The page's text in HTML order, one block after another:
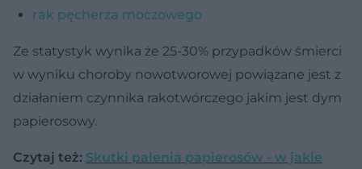
rak pęcherza moczowego
Ze statystyk wynika że 25-30% przypadków śmierci
w wyniku choroby nowotworowej powiązane jest z
działaniem czynnika rakotwórczego jakim jest dym
papierosowy.
Czytaj też: Skutki palenia papierosów - w jakie